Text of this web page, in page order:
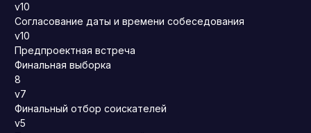
v10
Согласование даты и времени собеседования
v10
Предпроектная встреча
Финальная выборка
8
v7
Финальный отбор соискателей
v5